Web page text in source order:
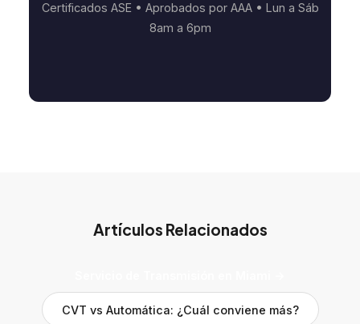
Certificados ASE • Aprobados por AAA • Lun a Sáb
8am a 6pm
Artículos Relacionados
CVT vs Automática: ¿Cuál conviene más?